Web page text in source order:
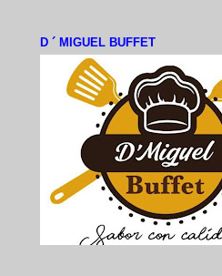
D ´ MIGUEL BUFFET